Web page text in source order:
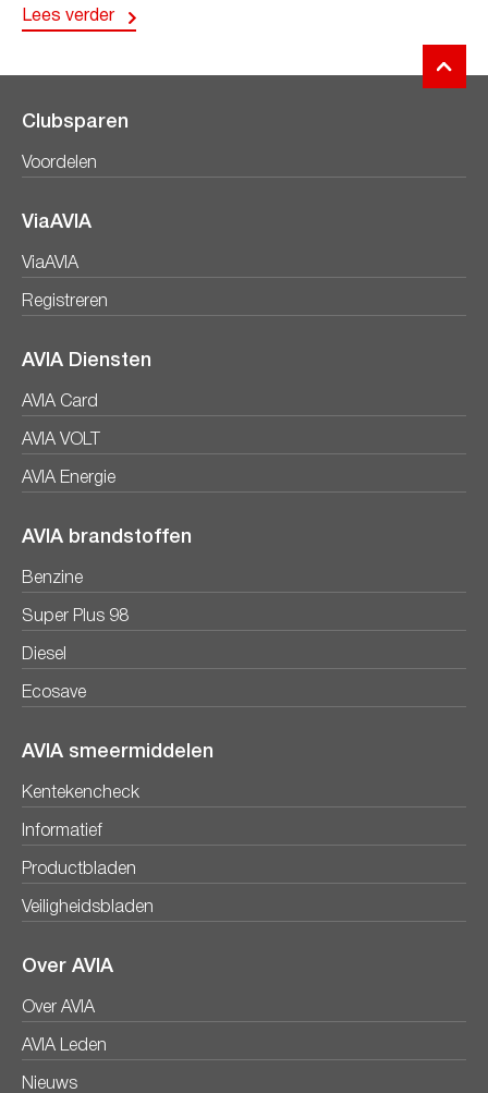
Lees verder
Clubsparen
Voordelen
ViaAVIA
ViaAVIA
Registreren
AVIA Diensten
AVIA Card
AVIA VOLT
AVIA Energie
AVIA brandstoffen
Benzine
Super Plus 98
Diesel
Ecosave
AVIA smeermiddelen
Kentekencheck
Informatief
Productbladen
Veiligheidsbladen
Over AVIA
Over AVIA
AVIA Leden
Nieuws